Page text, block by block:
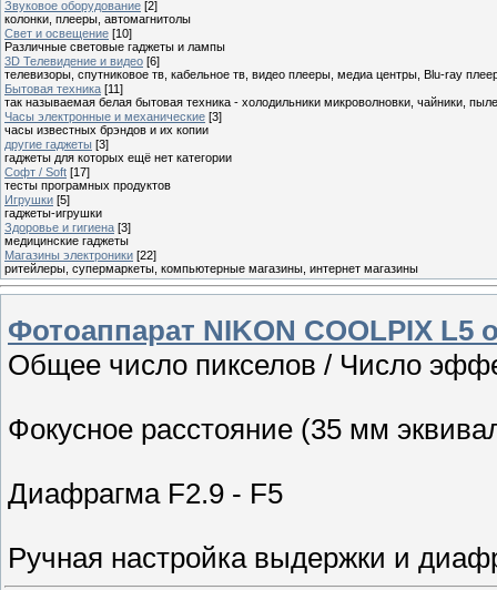
Звуковое оборудование [2]
колонки, плееры, автомагнитолы
Свет и освещение [10]
Различные световые гаджеты и лампы
3D Телевидение и видео [6]
телевизоры, спутниковое тв, кабельное тв, видео плееры, медиа центры, Blu-ray
Бытовая техника [11]
так называемая белая бытовая техника - холодильники микроволновки, чайники,
Часы электронные и механические [3]
часы известных брэндов и их копии
другие гаджеты [3]
гаджеты для которых ещё нет категории
Софт / Soft [17]
тесты програмных продуктов
Игрушки [5]
гаджеты-игрушки
Здоровье и гигиена [3]
медицинские гаджеты
Магазины электроники [22]
ритейлеры, супермаркеты, компьютерные магазины, интернет магазины
Фотоаппарат NIKON COOLPIX L5
Общее число пикселов / Число
Фокусное расстояние (35 мм
Диафрагма F2.9 - F5
Ручная настройка выдержки и